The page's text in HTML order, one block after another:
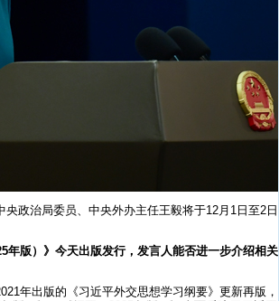
政治局委员、中央外办主任王毅将于12月1日至2日
年版）》今天出版发行，发言人能否进一步介绍相关
年出版的《习近平外交思想学习纲要》更新再版，